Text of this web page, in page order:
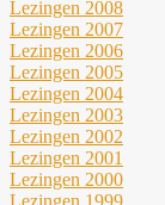
Lezingen 2008
Lezingen 2007
Lezingen 2006
Lezingen 2005
Lezingen 2004
Lezingen 2003
Lezingen 2002
Lezingen 2001
Lezingen 2000